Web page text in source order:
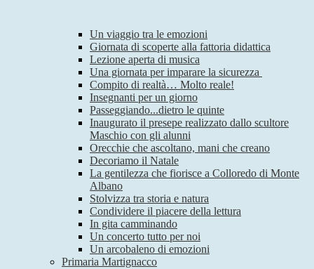
Un viaggio tra le emozioni
Giornata di scoperte alla fattoria didattica
Lezione aperta di musica
Una giornata per imparare la sicurezza
Compito di realtà… Molto reale!
Insegnanti per un giorno
Passeggiando...dietro le quinte
Inaugurato il presepe realizzato dallo scultore
Maschio con gli alunni
Orecchie che ascoltano, mani che creano
Decoriamo il Natale
La gentilezza che fiorisce a Colloredo di Monte
Albano
Stolvizza tra storia e natura
Condividere il piacere della lettura
In gita camminando
Un concerto tutto per noi
Un arcobaleno di emozioni
Primaria Martignacco